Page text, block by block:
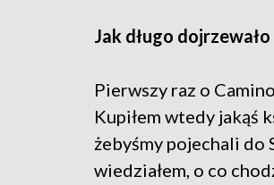
Jak długo
Pierwszy raz o
Kupiłem wtedy jakąś
żebyśmy pojechali do
wiedziałem, o co